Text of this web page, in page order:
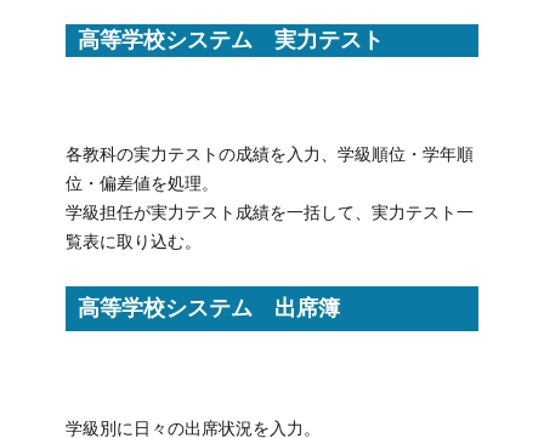
高等学校システム 実力テスト
各教科の実力テストの成績を入力、学級順位・学年順
位・偏差値を処理。
学級担任が実力テスト成績を一括して、実力テスト一
覧表に取り込む。
高等学校システム 出席簿
学級別に日々の出席状況を入力。